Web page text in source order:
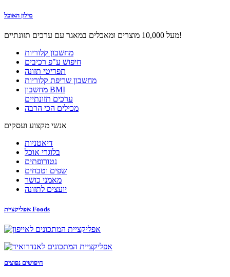
מילון האוכל
מעל 10,000 מוצרים ומאכלים במאגר עם ערכים תזונתיים!
מחשבון קלוריות
חיפוש ע"פ רכיבים
תפריטי תזונה
מחשבון שריפת קלוריות
מחשבון BMI
ערכים תזונתיים
מכילים הכי הרבה
אנשי מקצוע ועסקים
דיאטניות
בלוגרי אוכל
נטורופתים
שפים וטבחים
מאמני כושר
יועצים לתזונה
אפליקציית Foods
חיפושים נפוצים